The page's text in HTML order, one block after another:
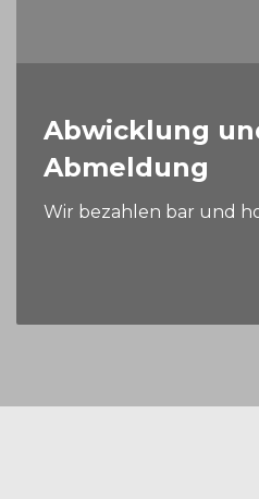
Abwicklung
Abmeldung
Wir bezahlen bar und